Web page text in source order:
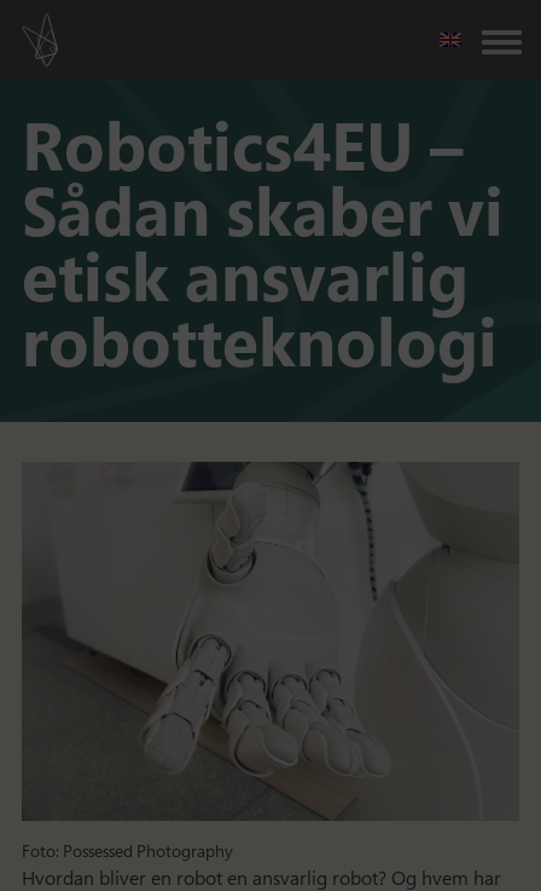
Robotics4EU –
Sådan skaber vi
etisk ansvarlig
robotteknologi
Foto: Possessed Photography
Hvordan bliver en robot en ansvarlig robot? Og hvem har